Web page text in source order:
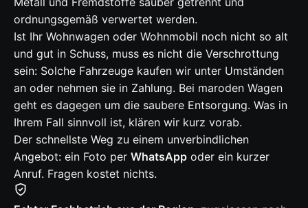
ordnungsgemäß verwertet werden.
Ist Ihr Wohnwagen oder Wohnmobil noch nicht so alt
und gut in Schuss, muss es nicht die Verschrottung
sein: Solche Fahrzeuge kaufen wir unter Umständen
an oder nehmen sie in Zahlung. Bei maroden Wagen
geht es dagegen um die saubere Entsorgung. Was in
Ihrem Fall sinnvoll ist, klären wir kurz vorab.
Der schnellste Weg zu einem unverbindlichen
Angebot: ein Foto per WhatsApp oder ein kurzer
Anruf. Fragen kostet nichts.